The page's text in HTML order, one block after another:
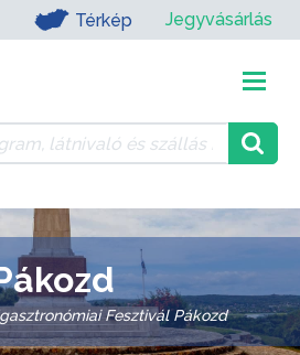
Térkép Jegyvásárlás
Fesztivál Pákozd